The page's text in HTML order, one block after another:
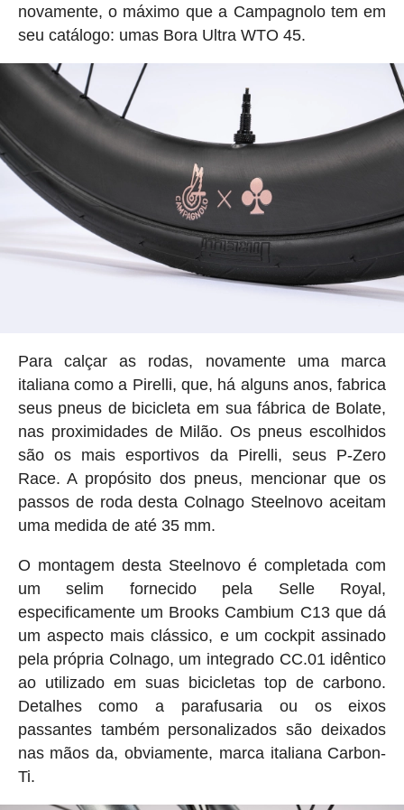
novamente, o máximo que a Campagnolo tem em
seu catálogo: umas Bora Ultra WTO 45.
Para calçar as rodas, novamente uma marca
italiana como a Pirelli, que, há alguns anos, fabrica
seus pneus de bicicleta em sua fábrica de Bolate,
nas proximidades de Milão. Os pneus escolhidos
são os mais esportivos da Pirelli, seus P-Zero
Race. A propósito dos pneus, mencionar que os
passos de roda desta Colnago Steelnovo aceitam
uma medida de até 35 mm.
O montagem desta Steelnovo é completada com
um selim fornecido pela Selle Royal,
especificamente um Brooks Cambium C13 que dá
um aspecto mais clássico, e um cockpit assinado
pela própria Colnago, um integrado CC.01 idêntico
ao utilizado em suas bicicletas top de carbono.
Detalhes como a parafusaria ou os eixos
passantes também personalizados são deixados
nas mãos da, obviamente, marca italiana Carbon-
Ti.